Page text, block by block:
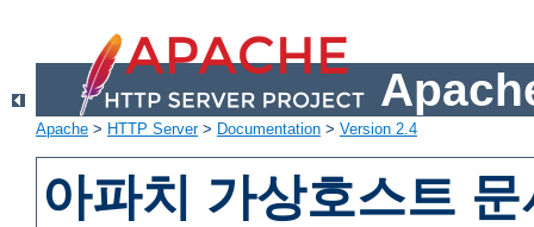
Apache > HTTP Server> Documentation > Version 2.4
아파치 가상호스트 문